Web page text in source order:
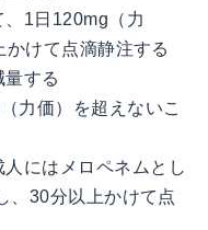
1日120mg（力
けて点滴静注する
する
力価）を超えないこ
人にはメロペネムとし
、30分以上かけて点